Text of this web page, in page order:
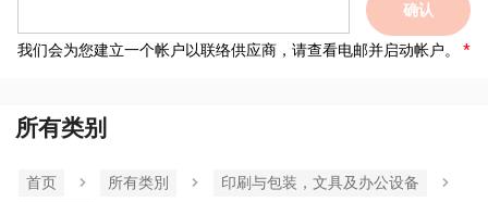
确认
我们会为您建立一个帐户以联络供应商，请查看电邮并启动帐户。
所有类别
首页 所有类別
印刷与包装，文具及办公设备